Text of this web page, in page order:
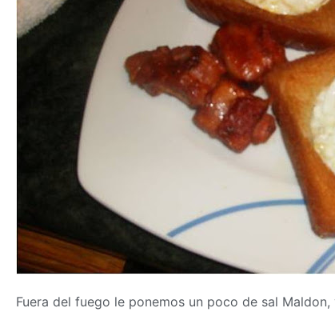
Fuera del fuego le ponemos un poco de sal